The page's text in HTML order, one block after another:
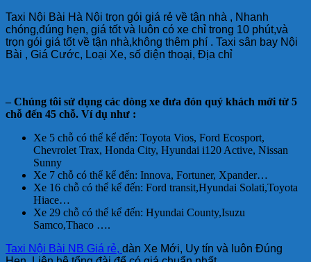
Taxi Nội Bài Hà Nội trọn gói giá rẻ về tận nhà , Nhanh
chóng,đúng hẹn, giá tốt và luôn có xe chỉ trong 10 phút,và
trọn gói giá tốt về tận nhà,không thêm phí . Taxi sân bay Nội
Bài , Giá Cước, Loại Xe, số điện thoại, Địa chỉ
– Chúng tôi sử dụng các dòng xe đưa đón quý khách mới từ 5
chỗ đến 45 chỗ. Ví dụ như :
Xe 5 chỗ có thể kể đến: Toyota Vios, Ford Ecosport,
Chevrolet Trax, Honda City, Hyundai i120 Active, Nissan
Sunny
Xe 7 chỗ có thể kể đến: Innova, Fortuner, Xpander…
Xe 16 chỗ có thể kể đến: Ford transit,Hyundai Solati,Toyota
Hiace…
Xe 29 chỗ có thể kể đến: Hyundai County,Isuzu
Samco,Thaco ….
Taxi Nội Bài NB Giá rẻ, dàn Xe Mới, Uy tín và luôn Đúng